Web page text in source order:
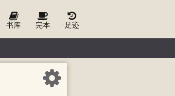
书库 完本 足迹